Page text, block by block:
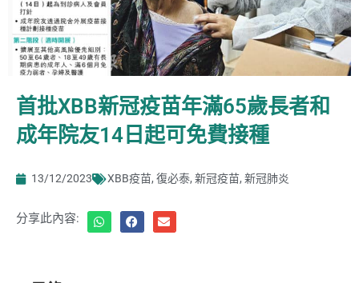
首批XBB新冠疫苗年滿65歲長者和
成年院友14日起可免費接種
13/12/2023 XBB疫苗, 復必泰, 新冠疫苗, 新冠肺炎
分享此內容: